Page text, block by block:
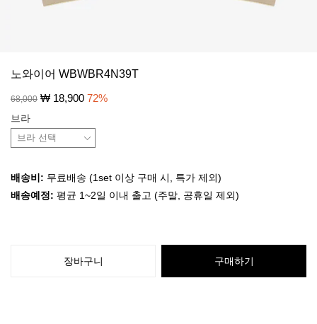
노와이어 WBWBR4N39T
68,000 ₩ 18,900 72%
브라
배송비: 무료배송 (1set 이상 구매 시, 특가 제외)
배송예정: 평균 1~2일 이내 출고 (주말, 공휴일 제외)
장바구니 구매하기